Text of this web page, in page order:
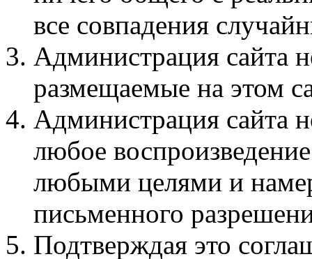
все совпадения
Администрация сайта
размещаемые на этом
Администрация сайта
любое
любыми целями и
письменного
Подтверждая это